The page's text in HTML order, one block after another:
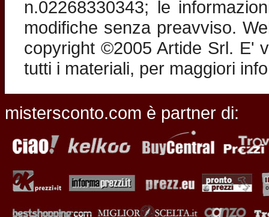
n.02268330343; le
modifiche senza preavviso.
copyright ©2005 Artide Srl. E'
tutti i materiali, per maggiori
mistersconto.com è partner di: